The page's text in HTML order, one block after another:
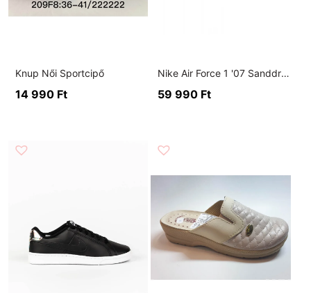
Knup Női Sportcipő
14 990 Ft
Nike Air Force 1 '07 Sanddrift Metallic Gold
59 990 Ft